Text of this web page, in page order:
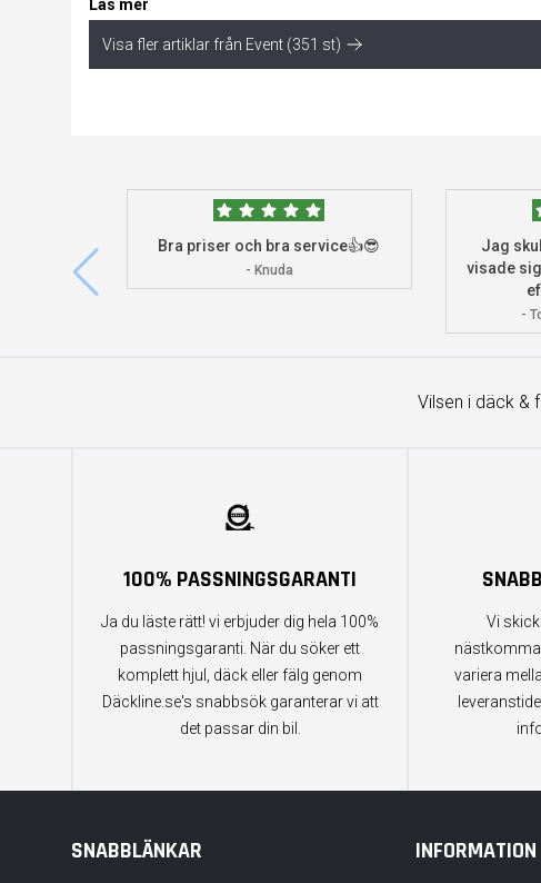
Läs mer
Visa fler artiklar från Event (351 st)
Bra priser och bra service👍😎
- Knuda
Jag
visade
-
Vilsen i däck &
100% PASSNINGSGARANTI
Ja du läste rätt! vi erbjuder dig hela 100%
passningsgaranti. När du söker ett
komplett hjul, däck eller fälg genom
Däckline.se's snabbsök garanterar vi att
det passar din bil.
Vi
variera
SNABBLÄNKAR INFORMATION